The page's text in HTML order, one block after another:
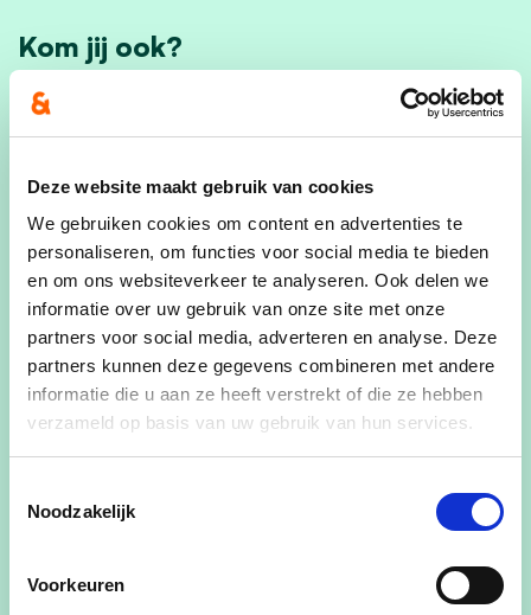
Deze website maakt gebruik van cookies
We gebruiken cookies om content en advertenties te
personaliseren, om functies voor social media te bieden
en om ons websiteverkeer te analyseren. Ook delen we
informatie over uw gebruik van onze site met onze
partners voor social media, adverteren en analyse. Deze
partners kunnen deze gegevens combineren met andere
informatie die u aan ze heeft verstrekt of die ze hebben
verzameld op basis van uw gebruik van hun services.
Noodzakelijk
Voorkeuren
Kom jij ook?
Voornaam
E-mailadres
Ja, ik wens de cd&v nieuwsbrief te ontvangen
evenement
Hoeveel personen naast jezelf neem je nog mee?